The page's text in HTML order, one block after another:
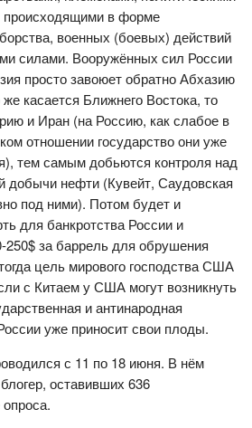
происходящими в форме
военных (боевых) действий
силами. Вооружённых сил России
просто завоюет обратно Абхазию
касается Ближнего Востока, то
и Иран (на Россию, как слабое в
отношении государство они уже
тем самым добьются контроля над
добычи нефти (Кувейт, Саудовская
под ними). Потом будет и
для банкротства России и
за баррель для обрушения
цель мирового господства США
с Китаем у США могут возникнуть
и антинародная
уже приносит свои плоды.
с 11 по 18 июня. В нём
оставивших 636